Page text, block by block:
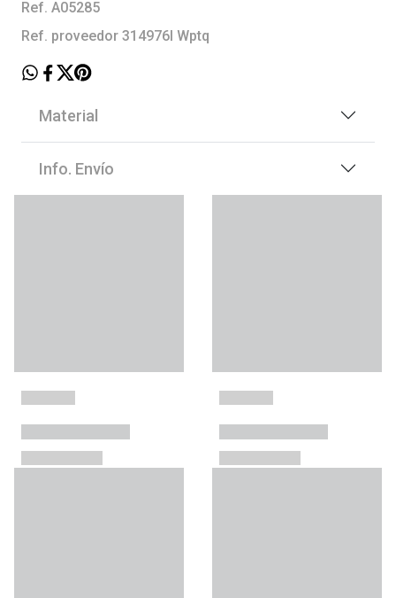
Ref. A05285
Ref. proveedor 314976l Wptq
Material
Info. Envío